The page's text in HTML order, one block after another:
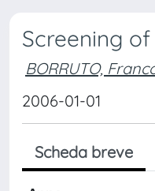
Screening
BORRUTO,
2006-01-01
Scheda breve